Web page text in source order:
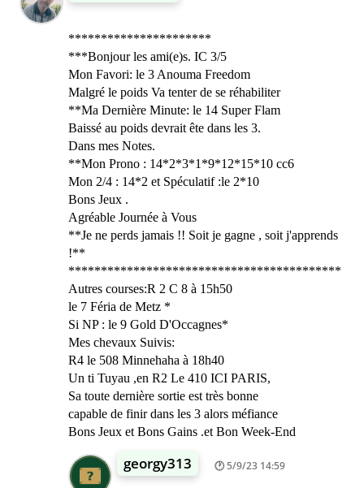
**********************
***Bonjour les ami(e)s. IC 3/5
Mon Favori: le 3 Anouma Freedom
Malgré le poids Va tenter de se réhabiliter
**Ma Dernière Minute: le 14 Super Flam
Baissé au poids devrait ête dans les 3.
Dans mes Notes.
**Mon Prono : 14*2*3*1*9*12*15*10 cc6
Mon 2/4 : 14*2 et Spéculatif :le 2*10
Bons Jeux .
Agréable Journée à Vous
**Je ne perds jamais !! Soit je gagne , soit j'apprends
!**
******************************************
Autres courses:R 2 C 8 à 15h50
le 7 Féria de Metz *
Si NP : le 9 Gold D'Occagnes*
Mes chevaux Suivis:
R4 le 508 Minnehaha à 18h40
Un ti Tuyau ,en R2 Le 410 ICI PARIS,
Sa toute dernière sortie est très bonne
capable de finir dans les 3 alors méfiance
Bons Jeux et Bons Gains .et Bon Week-End
georgy313 5/9/23 14:59